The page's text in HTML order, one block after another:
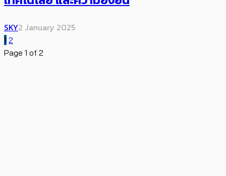
SKY2 January 2025
1 2
Page 1 of 2